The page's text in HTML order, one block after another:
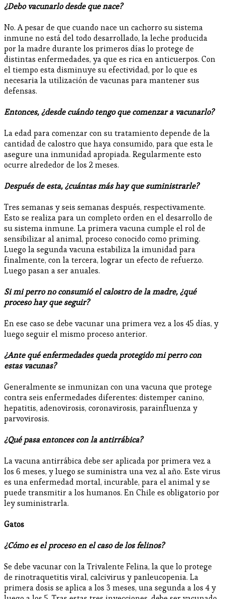
¿Debo vacunarlo desde que nace?
No. A pesar de que cuando nace un cachorro su sistema
inmune no está del todo desarrollado, la leche producida
por la madre durante los primeros días lo protege de
distintas enfermedades, ya que es rica en anticuerpos. Con
el tiempo esta disminuye su efectividad, por lo que es
necesaria la utilización de vacunas para mantener sus
defensas.
Entonces, ¿desde cuándo tengo que comenzar a vacunarlo?
La edad para comenzar con su tratamiento depende de la
cantidad de calostro que haya consumido, para que esta le
asegure una inmunidad apropiada. Regularmente esto
ocurre alrededor de los 2 meses.
Después de esta, ¿cuántas más hay que suministrarle?
Tres semanas y seis semanas después, respectivamente.
Esto se realiza para un completo orden en el desarrollo de
su sistema inmune. La primera vacuna cumple el rol de
sensibilizar al animal, proceso conocido como priming.
Luego la segunda vacuna estabiliza la imunidad para
finalmente, con la tercera, lograr un efecto de refuerzo.
Luego pasan a ser anuales.
Si mi perro no consumió el calostro de la madre, ¿qué
proceso hay que seguir?
En ese caso se debe vacunar una primera vez a los 45 días, y
luego seguir el mismo proceso anterior.
¿Ante qué enfermedades queda protegido mi perro con
estas vacunas?
Generalmente se inmunizan con una vacuna que protege
contra seis enfermedades diferentes: distemper canino,
hepatitis, adenovirosis, coronavirosis, parainfluenza y
parvovirosis.
¿Qué pasa entonces con la antirrábica?
La vacuna antirrábica debe ser aplicada por primera vez a
los 6 meses, y luego se suministra una vez al año. Este virus
es una enfermedad mortal, incurable, para el animal y se
puede transmitir a los humanos. En Chile es obligatorio por
ley suministrarla.
Gatos
¿Cómo es el proceso en el caso de los felinos?
Se debe vacunar con la Trivalente Felina, la que lo protege
de rinotraquetitis viral, calcivirus y panleucopenia. La
primera dosis se aplica a los 3 meses, una segunda a los 4 y